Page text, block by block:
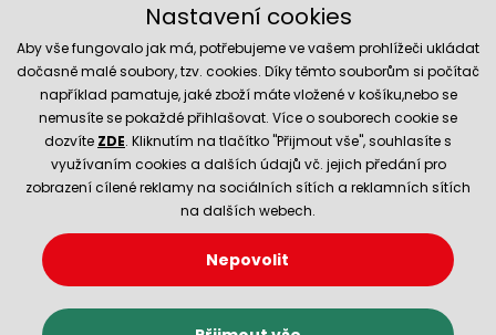
Spolehlivý obchod
© 2026 Hecht.cz
Nastavení cookies
Obchodní podmínky
Nastavení cookies
Aby vše fungovalo jak má, potřebujeme ve vašem prohlížeči ukládat
dočasně malé soubory, tzv. cookies. Díky těmto souborům si počítač
například pamatuje, jaké zboží máte vložené v košíku,nebo se
nemusíte se pokaždé přihlašovat. Více o souborech cookie se
dozvíte ZDE. Kliknutím na tlačítko "Přijmout vše", souhlasíte s
využívaním cookies a dalších údajů vč. jejich předání pro
zobrazení cílené reklamy na sociálních sítích a reklamních sítích
na dalších webech.
Nepovolit